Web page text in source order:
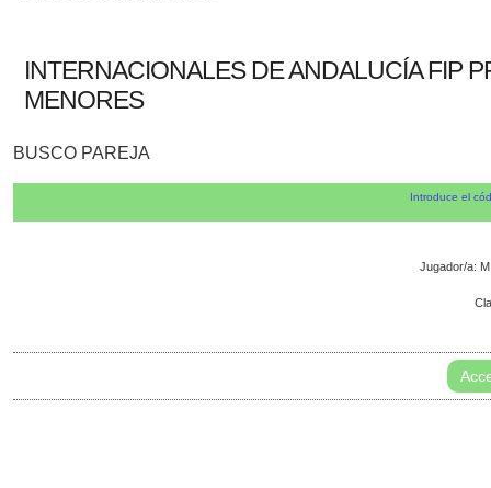
INTERNACIONALES DE ANDALUCÍA FIP
MENORES
BUSCO PAREJA
Introduce el
Jugador/a: